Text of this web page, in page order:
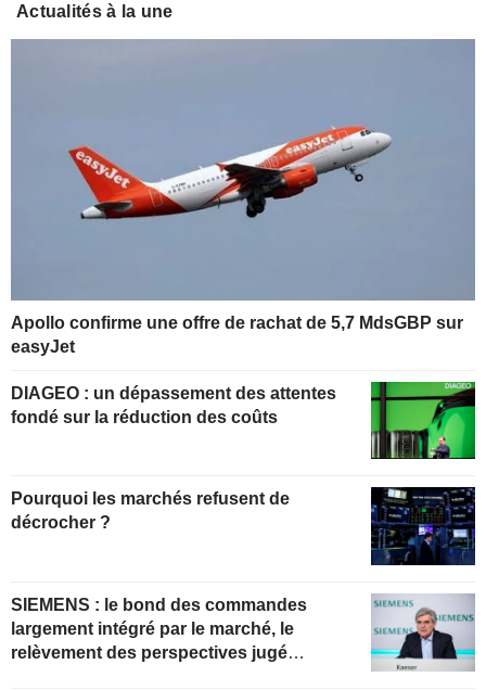
Actualités à la une
Apollo confirme une offre de rachat de 5,7 MdsGBP sur
easyJet
DIAGEO : un dépassement des attentes
fondé sur la réduction des coûts
Pourquoi les marchés refusent de
décrocher ?
SIEMENS : le bond des commandes
largement intégré par le marché, le
relèvement des perspectives jugé